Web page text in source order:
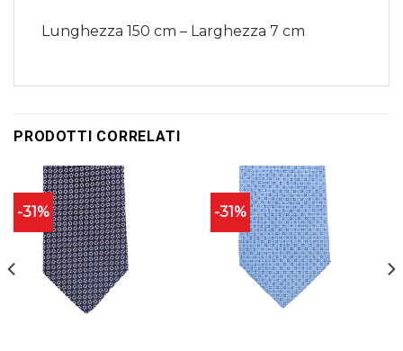
Lunghezza 150 cm – Larghezza 7 cm
PRODOTTI CORRELATI
-31% -31%